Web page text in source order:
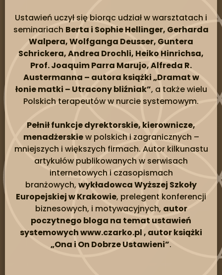
Ustawień uczył się biorąc udział w warsztatach i
seminariach Berta i Sophie Hellinger, Gerharda
Walpera, Wolfganga Deusser, Guntera
Schrickera, Andrea Drochli, Heiko Hinrichsa,
Prof. Joaquim Parra Marujo, Alfreda R.
Austermanna – autora książki „Dramat w
łonie matki – Utracony bliźniak”, a także wielu
Polskich terapeutów w nurcie systemowym.
Pełnił funkcje dyrektorskie, kierownicze,
menadżerskiew polskich i zagranicznych –
mniejszych i większych firmach. Autor kilkunastu
artykułów publikowanych w serwisach
internetowych i czasopismach
branżowych, wykładowca Wyższej Szkoły
Europejskiej w Krakowie, prelegent konferencji
biznesowych, i motywacyjnych, autor
poczytnego bloga na temat ustawień
systemowych www.czarko.pl , autor książki
„Ona i On Dobrze Ustawieni”.